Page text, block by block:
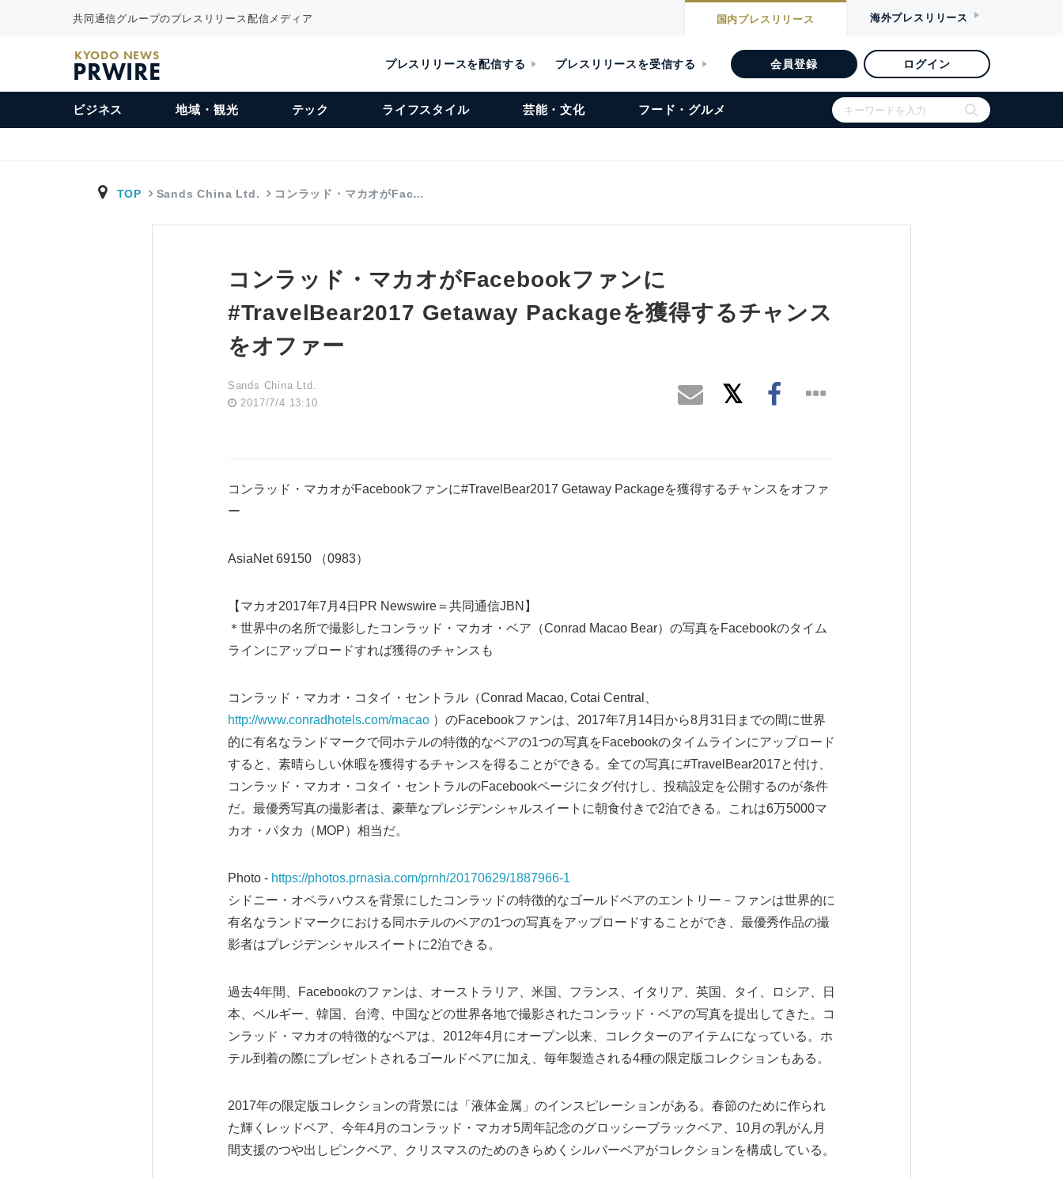
共同通信グループのプレスリリース配信メディア 国内プレスリリース 海外プレスリリース
KYODO NEWS
PRWIRE プレスリリースを配信する プレスリリースを受信する 会員登録 ログイン
ビジネス 地域・観光 テック ライフスタイル 芸能・文化 フード・グルメ
TOP Sands China Ltd. コンラッド・マカオがFac…
コンラッド・マカオがFacebookファンに
#TravelBear2017 Getaway Packageを獲得するチャンス
をオファー
Sands China Ltd.
2017/7/4 13:10
コンラッド・マカオがFacebookファンに#TravelBear2017 Getaway Packageを獲得するチャンスをオファ
ー
AsiaNet 69150 （0983）
【マカオ2017年7月4日PR Newswire＝共同通信JBN】
＊世界中の名所で撮影したコンラッド・マカオ・ベア（Conrad Macao Bear）の写真をFacebookのタイム
ラインにアップロードすれば獲得のチャンスも
コンラッド・マカオ・コタイ・セントラル（Conrad Macao, Cotai Central、
http://www.conradhotels.com/macao）のFacebookファンは、2017年7月14日から8月31日までの間に世界
的に有名なランドマークで同ホテルの特徴的なベアの1つの写真をFacebookのタイムラインにアップロード
すると、素晴らしい休暇を獲得するチャンスを得ることができる。全ての写真に#TravelBear2017と付け、
コンラッド・マカオ・コタイ・セントラルのFacebookページにタグ付けし、投稿設定を公開するのが条件
だ。最優秀写真の撮影者は、豪華なプレジデンシャルスイートに朝食付きで2泊できる。これは6万5000マ
カオ・パタカ（MOP）相当だ。
Photo - https://photos.prnasia.com/prnh/20170629/1887966-1
シドニー・オペラハウスを背景にしたコンラッドの特徴的なゴールドベアのエントリー－ファンは世界的に
有名なランドマークにおける同ホテルのベアの1つの写真をアップロードすることができ、最優秀作品の撮
影者はプレジデンシャルスイートに2泊できる。
過去4年間、Facebookのファンは、オーストラリア、米国、フランス、イタリア、英国、タイ、ロシア、日
本、ベルギー、韓国、台湾、中国などの世界各地で撮影されたコンラッド・ベアの写真を提出してきた。コ
ンラッド・マカオの特徴的なベアは、2012年4月にオープン以来、コレクターのアイテムになっている。ホ
テル到着の際にプレゼントされるゴールドベアに加え、毎年製造される4種の限定版コレクションもある。
2017年の限定版コレクションの背景には「液体金属」のインスピレーションがある。春節のために作られ
た輝くレッドベア、今年4月のコンラッド・マカオ5周年記念のグロッシーブラックベア、10月の乳がん月
間支援のつや出しピンクベア、クリスマスのためのきらめくシルバーベアがコレクションを構成している。